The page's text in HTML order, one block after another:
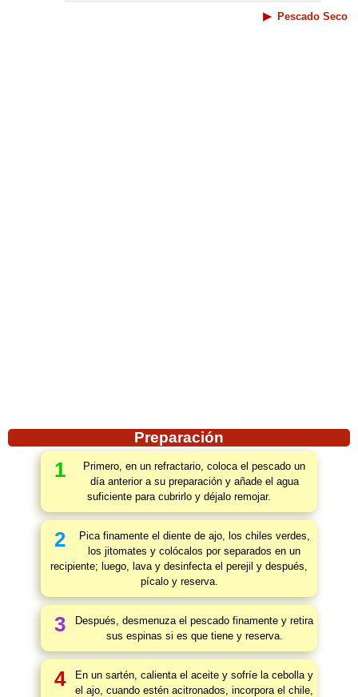
Pescado Seco
Preparación
1
Primero, en un refractario, coloca el pescado un
día anterior a su preparación y añade el agua
suficiente para cubrirlo y déjalo remojar.
2
Pica finamente el diente de ajo, los chiles verdes,
los jitomates y colócalos por separados en un
recipiente; luego, lava y desinfecta el perejil y después,
pícalo y reserva.
3
Después, desmenuza el pescado finamente y retira
sus espinas si es que tiene y reserva.
4
En un sartén, calienta el aceite y sofríe la cebolla y
el ajo, cuando estén acitronados, incorpora el chile,